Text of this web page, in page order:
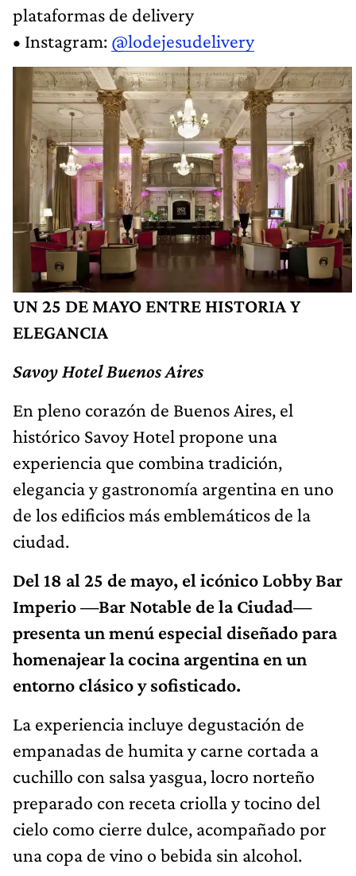
plataformas de delivery
• Instagram: @lodejesudelivery
UN 25 DE MAYO ENTRE HISTORIA Y
ELEGANCIA
Savoy Hotel Buenos Aires
En pleno corazón de Buenos Aires, el
histórico Savoy Hotel propone una
experiencia que combina tradición,
elegancia y gastronomía argentina en uno
de los edificios más emblemáticos de la
ciudad.
Del 18 al 25 de mayo, el icónico Lobby Bar
Imperio —Bar Notable de la Ciudad—
presenta un menú especial diseñado para
homenajear la cocina argentina en un
entorno clásico y sofisticado.
La experiencia incluye degustación de
empanadas de humita y carne cortada a
cuchillo con salsa yasgua, locro norteño
preparado con receta criolla y tocino del
cielo como cierre dulce, acompañado por
una copa de vino o bebida sin alcohol.